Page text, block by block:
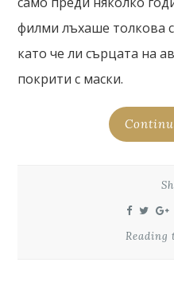
филми лъхаше толкова
като че ли сърцата на
покрити с маски.
Reading